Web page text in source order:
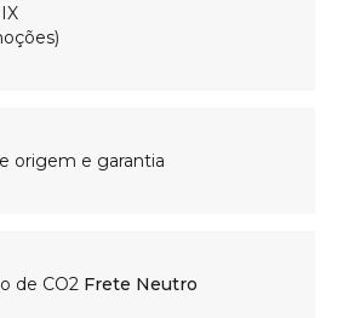
origem e garantia
de CO2 Frete Neutro